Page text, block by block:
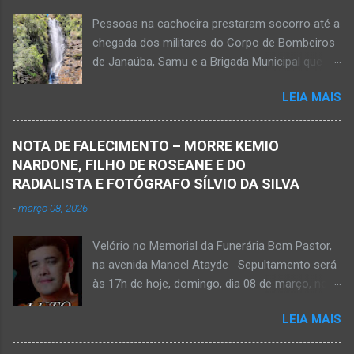
Pessoas na cachoeira prestaram socorro até a
chegada dos militares do Corpo de Bombeiros
de Janaúba, Samu e a Brigada Municipal que
resistiu e foi a óbito Foto álbum pessoal Kauan
Pereira Alves publicou em sua rede social a
foto em que apreciava a Cachoeira Maria Rosa,
em Mato Verde, pouco tempo antes de se
afogar e depois vir a óbito nesta terça-feira, dia
socorrem estudante que se afogou em
cachoeira em Mato Verde nesta terça-feira, dia
28 de abril de 2026. Adolescente não resistiu e
– O que seria um dia de lazer, de conhecimento
e de interação acabou em tragédia para um
LEIA MAIS
NOTA DE FALECIMENTO – MORRE KEMIO
NARDONE, FILHO DE ROSEANE E DO
RADIALISTA E FOTÓGRAFO SÍLVIO DA SILVA
-março 08, 2026
Velório no Memorial da Funerária Bom Pastor,
na avenida Manoel Atayde Sepultamento será
às 17h de hoje, domingo, dia 08 de março, no
da rodovia MG-401, saída de Janaúba para
Jaíba Kemio Nardone Kemio Nardone
LEIA MAIS